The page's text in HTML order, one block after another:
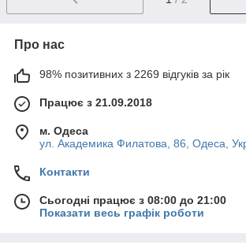
Про нас
98% позитивних з 2269 відгуків за рік
Працює з 21.09.2018
м. Одеса
ул. Академика Филатова, 86, Одеса,
Контакти
Сьогодні працює з 08:00 до 21:00
Показати весь графік роботи